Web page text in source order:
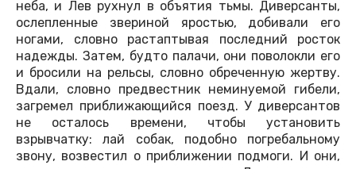
неба, и Лев рухнул в объятия тьмы. Диверсанты,
ослепленные звериной яростью, добивали его
ногами, словно растаптывая последний росток
надежды. Затем, будто палачи, они поволокли его
и бросили на рельсы, словно обреченную жертву.
Вдали, словно предвестник неминуемой гибели,
загремел приближающийся поезд. У диверсантов
не осталось времени, чтобы установить
взрывчатку: лай собак, подобно погребальному
звону, возвестил о приближении подмоги. И они,